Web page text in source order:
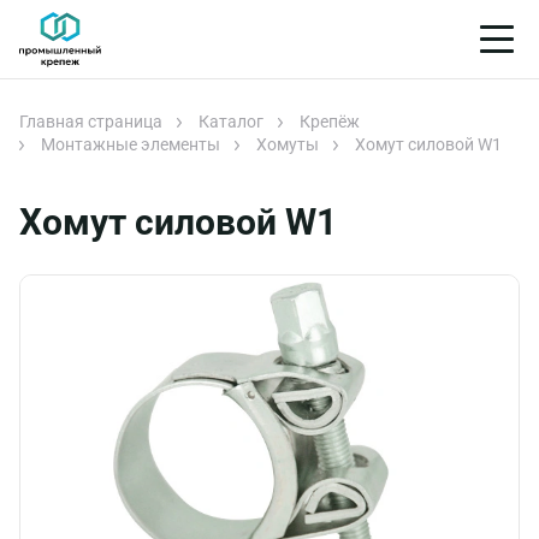
Главная страница Каталог
Крепёж
Монтажные элементы
Хомуты Хомут силовой W1
Хомут силовой W1